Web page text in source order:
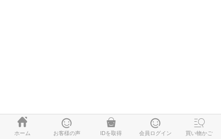

ホーム

お客様の声

IDを取得

会員ログイン

買い物かご